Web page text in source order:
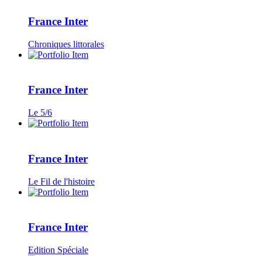
France Inter
Chroniques littorales
France Inter
Le 5/6
France Inter
Le Fil de l'histoire
France Inter
Edition Spéciale